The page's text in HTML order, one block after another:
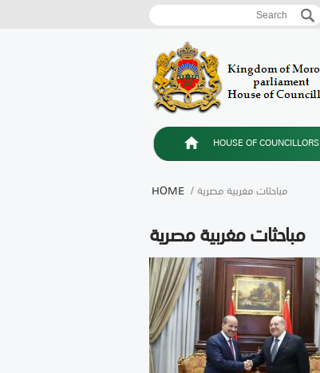
Search form
Search
HOUSE OF COUNCILLORS
HOME / مباحثات مغربية مصرية
مباحثات مغربية مصرية